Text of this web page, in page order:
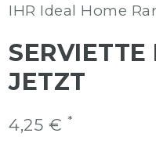
IHR Ideal Home
SERVIETTE
JETZT
4,25 € *